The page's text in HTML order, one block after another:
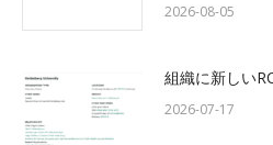
2026-08-05
組織に新しい
2026-07-17